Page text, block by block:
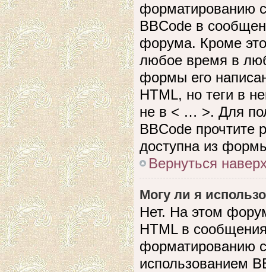
форматированию
BBCode в
форума. Кроме
любое время в
формы его
HTML, но теги в
не в < … >. Для
BBCode прочтите
доступна из
Вернуться
Могу ли я
Нет. На этом
HTML в
форматированию
использованием